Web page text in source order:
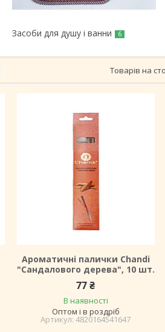
Засоби для душу і ванни 6
Ароматичні палички Chandi
"Сандалового дерева", 10 шт.
77 ₴
В наявності
Оптом і в роздріб
4820164541647